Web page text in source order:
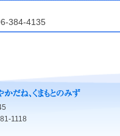
384-4135
1118